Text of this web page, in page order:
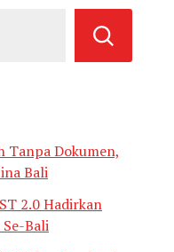
Tanpa Dokumen,
Bali
2.0 Hadirkan
Bali